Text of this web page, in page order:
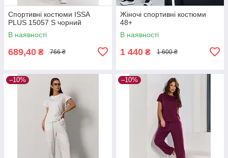
Спортивні костюми ISSA
PLUS 15057 S чорний
В наявності
689,40 ₴ 766 ₴
Жіночі спортивні костюми
48+
В наявності
1 440 ₴ 1 600 ₴
–10% –10%